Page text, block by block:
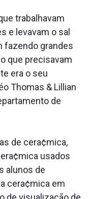
trabalhavam
e levavam o sal
fazendo grandes
que precisavam
era o seu
Thomas & Lillian
de
de cera¢mica,
usados
alunos de
cera¢mica em